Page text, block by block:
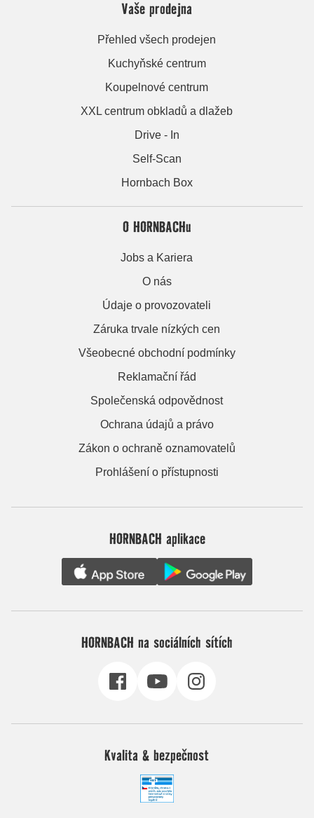
Vaše prodejna
Přehled všech prodejen
Kuchyňské centrum
Koupelnové centrum
XXL centrum obkladů a dlažeb
Drive - In
Self-Scan
Hornbach Box
O HORNBACHu
Jobs a Kariera
O nás
Údaje o provozovateli
Záruka trvale nízkých cen
Všeobecné obchodní podmínky
Reklamační řád
Společenská odpovědnost
Ochrana údajů a právo
Zákon o ochraně oznamovatelů
Prohlášení o přístupnosti
HORNBACH aplikace
HORNBACH na sociálních sítích
Kvalita & bezpečnost